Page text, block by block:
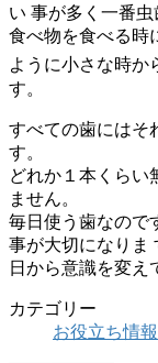
い 事が多く一番虫
食べ物を食べる時
ように小さな時か
す。
すべての歯にはそ
す。
どれか１本くらい
ません。
毎日使う歯なので
事が大切になりま
日から意識を変え
カテゴリー
お役立ち情報